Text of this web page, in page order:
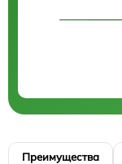
Преимущества